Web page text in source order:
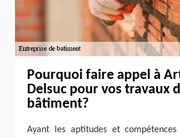
Pourquoi faire appel à
Delsuc pour vos travaux
bâtiment?
Ayant les aptitudes et